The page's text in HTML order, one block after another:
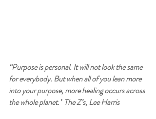
“Purpose is personal. It will not look the same
for everybody. But when all of you lean more
into your purpose, more healing occurs across
the whole planet.” The Z’s, Lee Harris